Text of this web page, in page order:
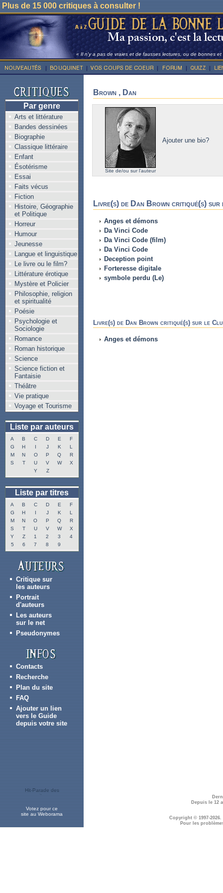
Plus de 15 000 critiques à consulter !
« Il n'y a pas de vraies et de fausses lectures, ou de bonnes
Par genre
Arts et littérature
Bandes dessinées
Biographie
Classique littéraire
Enfant
Ésotérisme
Essai
Faits vécus
Fiction
Histoire, Géographie
et Politique
Horreur
Humour
Jeunesse
Langue et linguistique
Le livre ou le film?
Littérature érotique
Mystère et Policier
Philosophie, religion
et spiritualité
Poésie
Psychologie et
Sociologie
Romance
Roman historique
Science
Science fiction et
Fantaisie
Théâtre
Vie pratique
Voyage et Tourisme
Liste par auteurs
A B C D E
F
G
H I J K
L
M
N O P Q
R
S
T U V W
X
Y
Z
Liste par titres
A B C D E
F
G
H I J K
L
M
N O P Q
R
S
T U V W
X
Y
Z 1 2 3
4
5
6 7 8 9
Critique sur
les auteurs
Portrait
d'auteurs
Les auteurs
sur le net
Pseudonymes
Contacts
Recherche
Plan du site
FAQ
Ajouter un lien
vers le Guide
depuis votre site
Brown , Dan
Site de/ou sur l'auteur
Ajouter une bio?
Livre(s) de Dan Brown critiqué(s) sur
Anges et démons
Da Vinci Code
Da Vinci Code (film)
Da Vinci Code
Deception point
Forteresse digitale
symbole perdu (Le)
Livre(s) de Dan Brown critiqué(s) sur le
Anges et démons
Votez pour ce
site au Weborama
Depuis le 12
Copyright © 1997-2026.
Pour les